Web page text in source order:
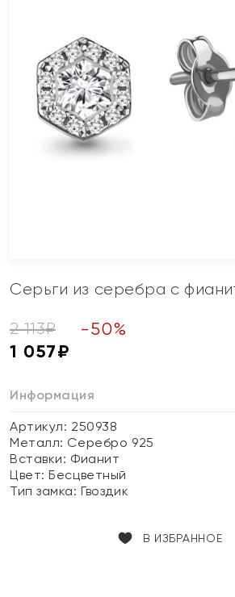
Серьги из серебра с
2 113₽ -50%
1 057₽
Информация
Артикул: 250938
Металл: Серебро 925
Вставки: Фианит
Цвет:Бесцветный
Тип замка:Гвоздик
В ИЗБРАННОЕ